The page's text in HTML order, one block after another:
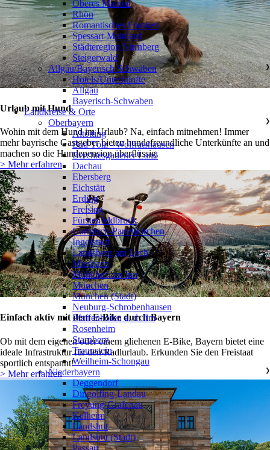
Urlaub mit Hund
Wohin mit dem Hund im Urlaub? Na, einfach mitnehmen! Immer
mehr bayrische Gastgeber bieten hundefreundliche Unterkünfte an und
machen so die Hundepension überflüssig.
> Mehr erfahren
Einfach aktiv mit dem E-Bike durch Bayern
Ob mit dem eigenen oder einem gliehenen E-Bike, Bayern bietet eine
ideale Infrastruktur für den Radlurlaub. Erkunden Sie den Freistaat
sportlich entspannt!
> Mehr erfahren
Oberes Maintal
Rhön
Romantisches Franken
Spessart-Mainland
Städteregion Nürnberg
Steigerwald
Allgäu/Bayerisch Schwaben
❯
Hotels/Unterkünfte
Allgäu
Bayerisch-Schwaben
Landkreise & Orte
Oberbayern
❯
Altötting
Bad Tölz - Wolfratshausen
Berchtesgadener Land
Dachau
Ebersberg
Eichstätt
Erding
Freising
Fürstenfeldbruck
Garmisch-Partenkirchen
Ingolstadt
Landsberg am Lech
Miesbach
Mühldorf am Inn
München
München (Stadt)
Neuburg-Schrobenhausen
Pfaffenhofen a. d. Ilm
Rosenheim
Starnberg
Traunstein
Weilheim-Schongau
Niederbayern
❯
Deggendorf
Dingolfing-Landau
Freyung-Grafenau
Kelheim
Landshut
Landshut (Stadt)
Passau